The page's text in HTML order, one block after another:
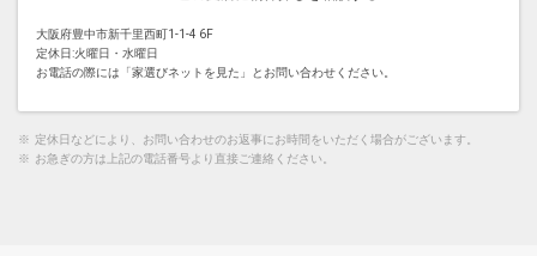
大阪府豊中市新千里西町1-1-4 6F
定休日:火曜日・水曜日
お電話の際には「家選びネットを見た」とお問い合わせください。
※ 定休日などにより、お問い合わせのお返事にお時間をいただく場合がございます。
※ お急ぎの方は上記の電話番号より直接ご連絡ください。